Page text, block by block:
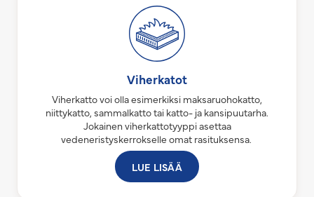
Viherkatot
Viherkatto voi olla esimerkiksi maksaruohokatto,
niittykatto, sammalkatto tai katto- ja kansipuutarha.
Jokainen viherkattotyyppi asettaa
vedeneristyskerrokselle omat rasituksensa.
LUE LISÄÄ